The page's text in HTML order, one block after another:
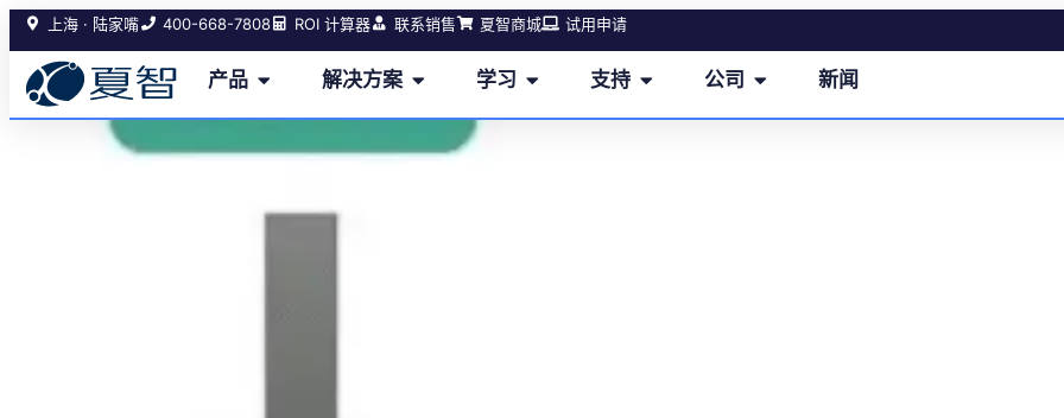
上海 · 陆家嘴 400-668-7808 ROI 计算器 联系销售 夏智商城 试用申请
产品 解决方案 学习 支持 公司 新闻